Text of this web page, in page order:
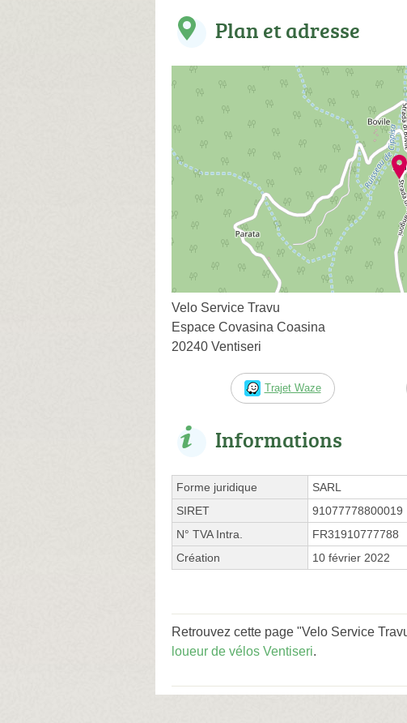
Plan et adresse
Velo Service Travu
Espace Covasina Coasina
20240 Ventiseri
Trajet Waze
Informations
Forme juridique
SARL
SIRET
91077778800019
N° TVA Intra.
FR31910777788
Création
10 février 2022
Retrouvez cette page "Velo Service
loueur de vélos Ventiseri.